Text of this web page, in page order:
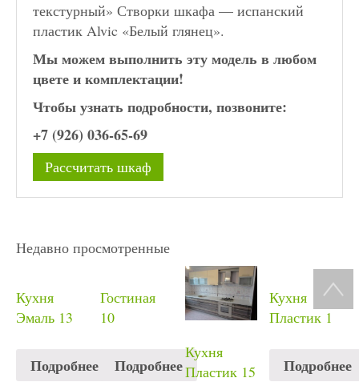
текстурный» Створки шкафа — испанский
пластик Alvic «Белый глянец».
Мы можем выполнить эту модель в любом
цвете и комплектации!
Чтобы узнать подробности, позвоните:
+7 (926) 036-65-69
Рассчитать шкаф
Недавно просмотренные
Кухня
Эмаль 13
Подробнее
Гостиная
10
Подробнее
Кухня
Пластик 15
Кухня
Пластик 1
Подробнее